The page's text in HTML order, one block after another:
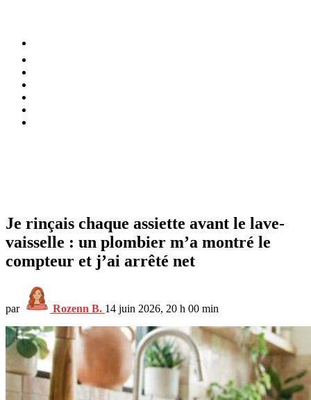
Je rinçais chaque assiette avant le lave-
vaisselle : un plombier m’a montré le
compteur et j’ai arrêté net
par Rozenn B. 14 juin 2026, 20 h 00 min